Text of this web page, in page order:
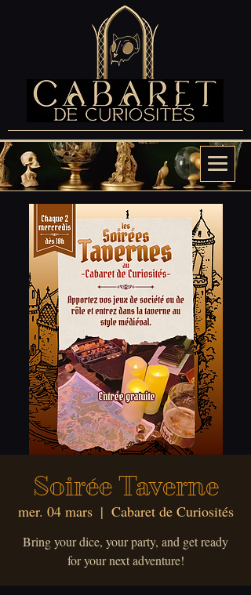
Soirée Taverne
mer. 04 mars
  |
Cabaret de Curiosités
Bring your dice, your party, and get ready
for your next adventure!